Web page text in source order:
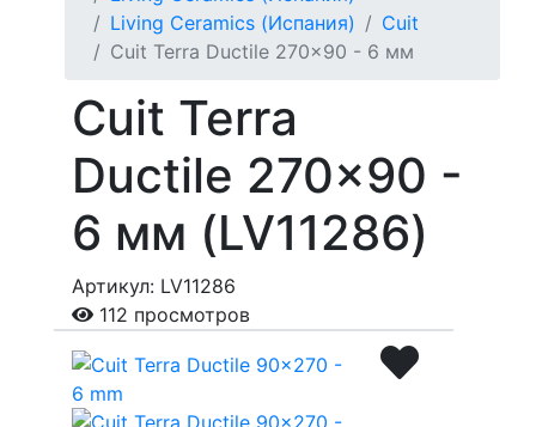
Living Ceramics (Испания)
Cuit
Cuit Terra Ductile 270x90 - 6 мм
Cuit Terra
Ductile 270x90 -
6 мм (LV11286)
Артикул: LV11286
112 просмотров